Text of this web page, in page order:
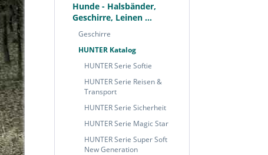
Hunde - Halsbänder,
Geschirre, Leinen ...
Geschirre
HUNTER Katalog
HUNTER Serie Softie
HUNTER Serie Reisen &
Transport
HUNTER Serie Sicherheit
HUNTER Serie Magic Star
HUNTER Serie Super Soft
New Generation